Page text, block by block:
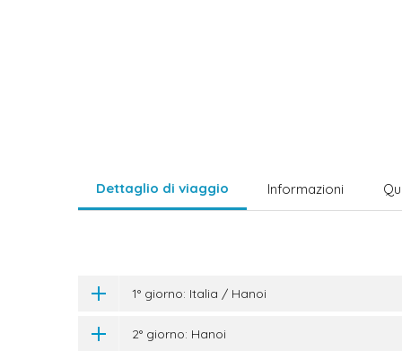
Dettaglio di viaggio Informazioni
1° giorno: Italia / Hanoi
2° giorno: Hanoi